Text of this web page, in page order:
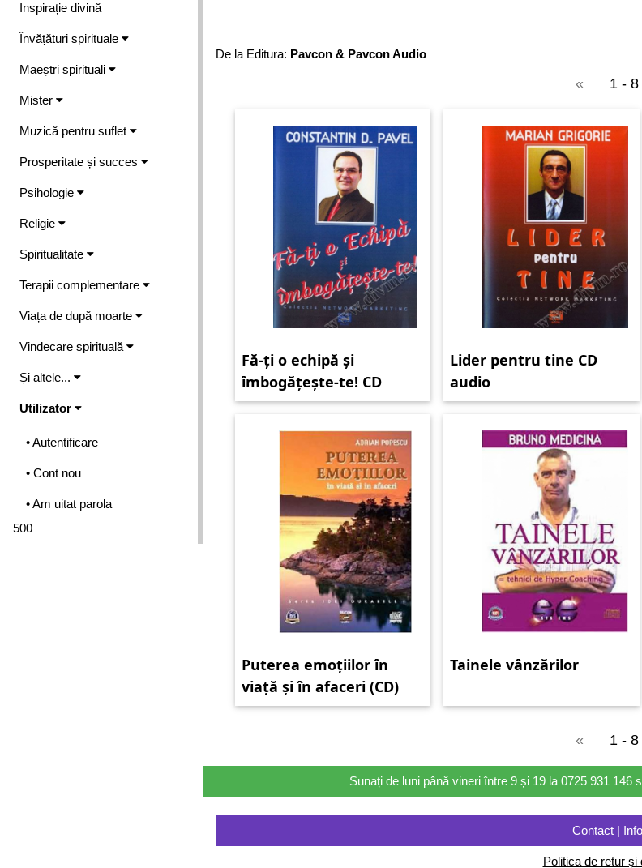
Inspirație divină
Învățături spirituale
Maeștri spirituali
Mister
Muzică pentru suflet
Prosperitate și succes
Psihologie
Religie
Spiritualitate
Terapii complementare
Viața de după moarte
Vindecare spirituală
Și altele...
Utilizator
• Autentificare
• Cont nou
• Am uitat parola
500
De la Editura: Pavcon & Pavcon Audio
« 1 -
Fă-ți o echipă și
îmbogățește-te! CD
audio
Lider pentru tine CD
audio
Puterea emoțiilor în
viață și în afaceri (CD)
Tainele vânzărilor
« 1 -
Sunați de luni până vineri între 9 și 19 la 0725 931
Contact |
Politica de retur și